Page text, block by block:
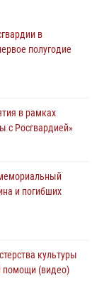
участников
центр
подвели итоги
в
полугодие
в рамках
с Росгвардией»
и погибших
культуры
помощи (видео)